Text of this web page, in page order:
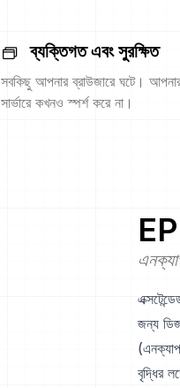
ব্যক্তিগত এবং সুরক্ষিত
সবকিছু আপনার ব্রাউজারে ঘটে।
সার্ভারে কখনও স্পর্শ করে না।
জন্য
বৃদ্ধির